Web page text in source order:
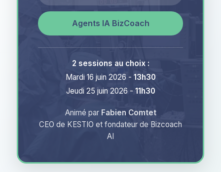
Agents IA BizCoach
2 sessions au choix :
Mardi 16 juin 2026 - 13h30
Jeudi 25 juin 2026 - 11h30
Animé par Fabien Comtet
CEO de KESTIO et fondateur de Bizcoach
AI